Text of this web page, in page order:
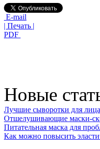
E-mail
| Печать |
PDF
Новые
Лучшие сыворотки для лица
Отшелушивающие маски-
Питательная маска для
Как можно повысить